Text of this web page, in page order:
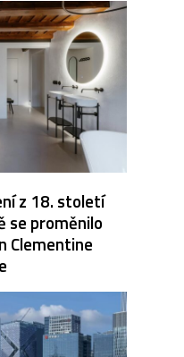
z 18. století
se proměnilo
Clementine